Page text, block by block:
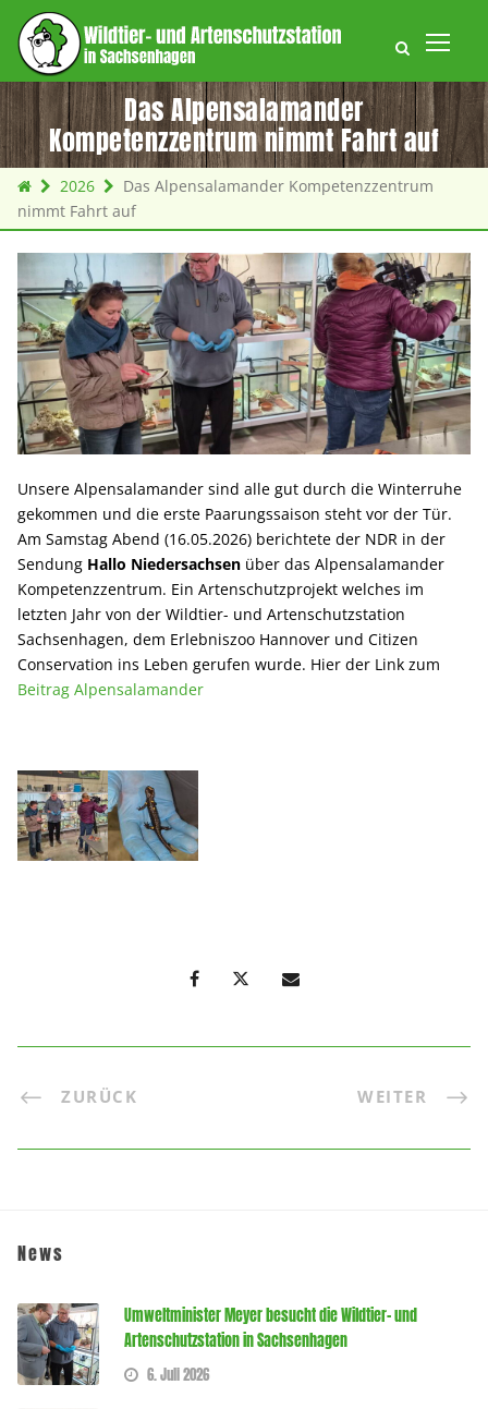
Das Alpensalamander
Kompetenzzentrum nimmt Fahrt auf
2026
Das Alpensalamander Kompetenzzentrum
nimmt Fahrt auf
Unsere Alpensalamander sind alle gut durch die Winterruhe
gekommen und die erste Paarungssaison steht vor der Tür.
Am Samstag Abend (16.05.2026) berichtete der NDR in der
Sendung Hallo Niedersachsen über das Alpensalamander
Kompetenzzentrum. Ein Artenschutzprojekt welches im
letzten Jahr von der Wildtier- und Artenschutzstation
Sachsenhagen, dem Erlebniszoo Hannover und Citizen
Conservation ins Leben gerufen wurde. Hier der Link zum
Beitrag Alpensalamander
ZURÜCK WEITER
News
Umweltminister Meyer besucht die Wildtier- und
Artenschutzstation in Sachsenhagen
6. Juli 2026